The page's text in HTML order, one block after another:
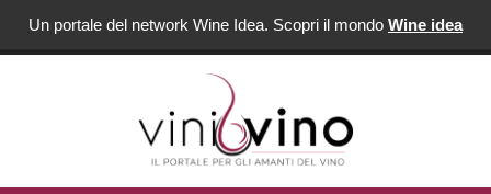
Un portale del network Wine Idea. Scopri il mondo Wine idea